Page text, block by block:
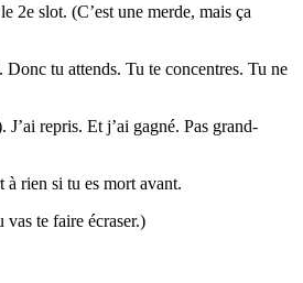
2e slot. (C’est une merde, mais ça
tu attends. Tu te concentres. Tu ne
repris. Et j’ai gagné. Pas grand-
rien si tu es mort avant.
te faire écraser.)